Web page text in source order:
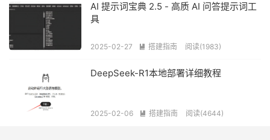
AI 提示词宝典 2.5 - 高质 AI 问答提示词工
具
2025-02-27  搭建指南 阅读(1983)
DeepSeek-R1本地部署详细教程
2025-02-06  搭建指南 阅读(4644)